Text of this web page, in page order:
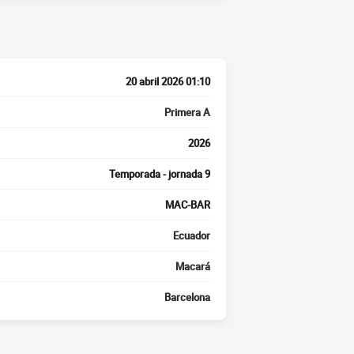
20 abril 2026 01:10
Primera A
2026
Temporada - jornada 9
MAC-BAR
Ecuador
Macará
Barcelona